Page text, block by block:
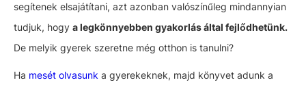
segítenek elsajátítani, azt azonban valószínűleg mindannyian
tudjuk, hogy a legkönnyebben gyakorlás által fejlődhetünk.
De melyik gyerek szeretne még otthon is tanulni?
Ha mesét olvasunk a gyerekeknek, majd könyvet adunk a